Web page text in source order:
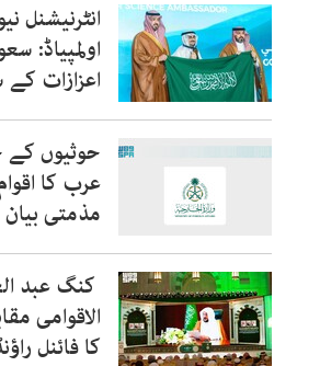
انٹرنیشنل
اولمپیاڈ:
اعزازات
حوثیوں
عرب کا
مذمتی
کنگ عبد
الاقوامی
کا فائنل